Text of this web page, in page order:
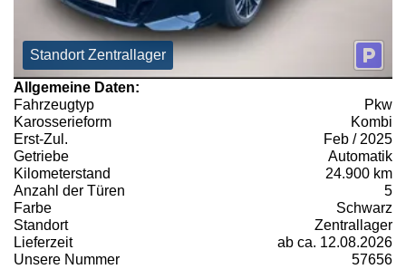
Standort Zentrallager
Allgemeine Daten:
Fahrzeugtyp
Pkw
Karosserieform
Kombi
Erst-Zul.
Feb / 2025
Getriebe
Automatik
Kilometerstand
24.900 km
Anzahl der Türen
5
Farbe
Schwarz
Standort
Zentrallager
Lieferzeit
ab ca. 12.08.2026
Unsere Nummer
57656